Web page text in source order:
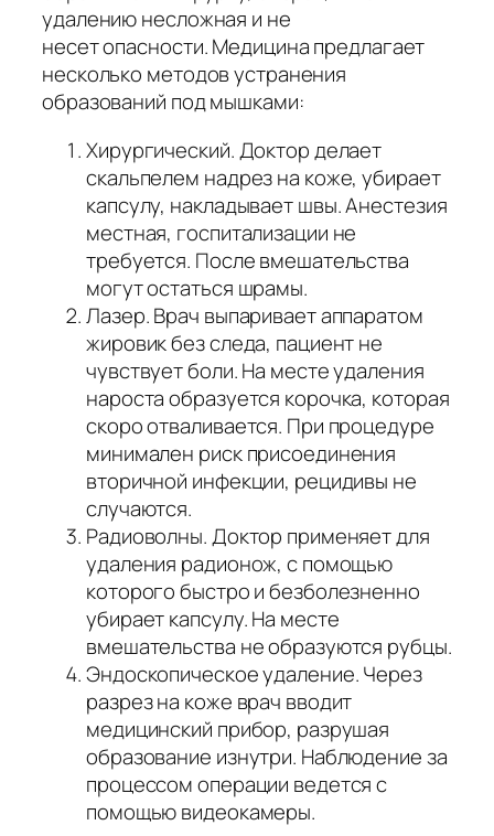
удалению несложная и не
несет опасности. Медицина предлагает
несколько методов устранения
образований под мышками:
Хирургический. Доктор делает
скальпелем надрез на коже, убирает
капсулу, накладывает швы. Анестезия
местная, госпитализации не
требуется. После вмешательства
могут остаться шрамы.
Лазер. Врач выпаривает аппаратом
жировик без следа, пациент не
чувствует боли. На месте удаления
нароста образуется корочка, которая
скоро отваливается. При процедуре
минимален риск присоединения
вторичной инфекции, рецидивы не
случаются.
Радиоволны. Доктор применяет для
удаления радионож, с помощью
которого быстро и безболезненно
убирает капсулу. На месте
вмешательства не образуются рубцы.
Эндоскопическое удаление. Через
разрез на коже врач вводит
медицинский прибор, разрушая
образование изнутри. Наблюдение за
процессом операции ведется с
помощью видеокамеры.